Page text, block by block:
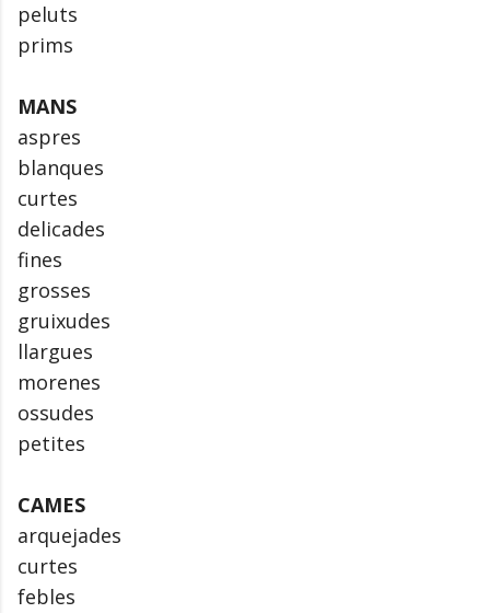
peluts
prims
MANS
aspres
blanques
curtes
delicades
fines
grosses
gruixudes
llargues
morenes
ossudes
petites
CAMES
arquejades
curtes
febles